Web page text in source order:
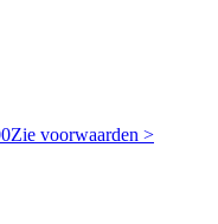
Zie voorwaarden >